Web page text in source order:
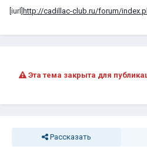
[iurl] http://cadillac-club.ru/forum/
Эта тема закрыта для
Рассказать